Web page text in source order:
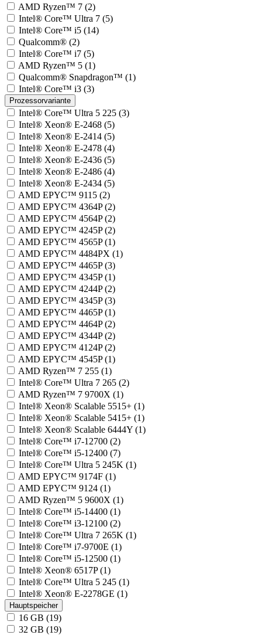
AMD Ryzen™ 7 (2)
Intel® Core™ Ultra 7 (5)
Intel® Core™ i5 (14)
Qualcomm® (2)
Intel® Core™ i7 (5)
AMD Ryzen™ 5 (1)
Qualcomm® Snapdragon™ (1)
Intel® Core™ i3 (3)
Prozessorvariante
Intel® Core™ Ultra 5 225 (3)
Intel® Xeon® E-2468 (5)
Intel® Xeon® E-2414 (5)
Intel® Xeon® E-2478 (4)
Intel® Xeon® E-2436 (5)
Intel® Xeon® E-2486 (4)
Intel® Xeon® E-2434 (5)
AMD EPYC™ 9115 (2)
AMD EPYC™ 4364P (2)
AMD EPYC™ 4564P (2)
AMD EPYC™ 4245P (2)
AMD EPYC™ 4565P (1)
AMD EPYC™ 4484PX (1)
AMD EPYC™ 4465P (3)
AMD EPYC™ 4345P (1)
AMD EPYC™ 4244P (2)
AMD EPYC™ 4345P (3)
AMD EPYC™ 4465P (1)
AMD EPYC™ 4464P (2)
AMD EPYC™ 4344P (2)
AMD EPYC™ 4124P (2)
AMD EPYC™ 4545P (1)
AMD Ryzen™ 7 255 (1)
Intel® Core™ Ultra 7 265 (2)
AMD Ryzen™ 7 9700X (1)
Intel® Xeon® Scalable 5515+ (1)
Intel® Xeon® Scalable 5415+ (1)
Intel® Xeon® Scalable 6444Y (1)
Intel® Core™ i7-12700 (2)
Intel® Core™ i5-12400 (7)
Intel® Core™ Ultra 5 245K (1)
AMD EPYC™ 9174F (1)
AMD EPYC™ 9124 (1)
AMD Ryzen™ 5 9600X (1)
Intel® Core™ i5-14400 (1)
Intel® Core™ i3-12100 (2)
Intel® Core™ Ultra 7 265K (1)
Intel® Core™ i7-9700E (1)
Intel® Core™ i5-12500 (1)
Intel® Xeon® 6517P (1)
Intel® Core™ Ultra 5 245 (1)
Intel® Xeon® E-2278GE (1)
Hauptspeicher
16 GB (19)
32 GB (19)